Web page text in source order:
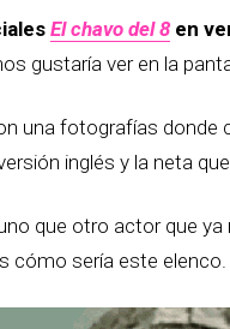
El chavo del 8 en
gustaría ver en la
una fotografías
inglés y la neta
que otro actor que
cómo sería este elenco.